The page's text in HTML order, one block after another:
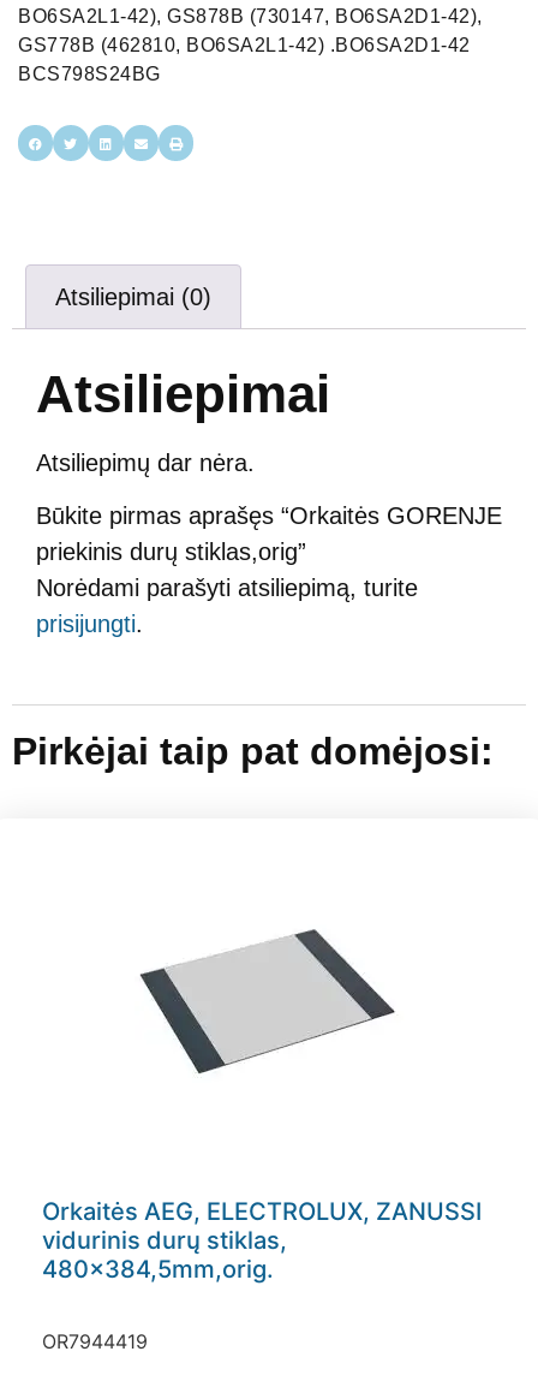
BO6SA2L1-42), GS878B (730147, BO6SA2D1-42),
GS778B (462810, BO6SA2L1-42) .BO6SA2D1-42
BCS798S24BG
Atsiliepimai (0)
Atsiliepimai
Atsiliepimų dar nėra.
Būkite pirmas aprašęs “Orkaitės GORENJE
priekinis durų stiklas,orig”
Norėdami parašyti atsiliepimą, turite
prisijungti.
Pirkėjai taip pat domėjosi:
Orkaitės AEG, ELECTROLUX, ZANUSSI
vidurinis durų stiklas,
480×384,5mm,orig.
OR7944419